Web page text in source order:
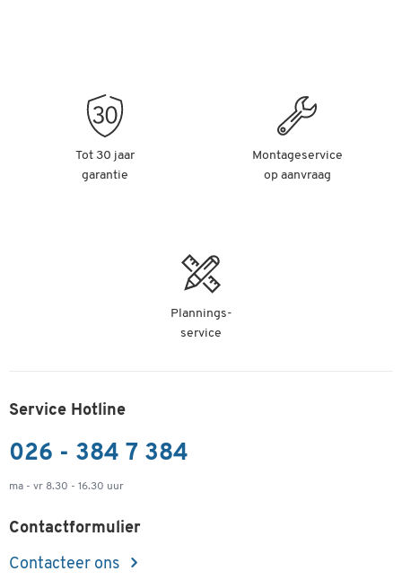
Tot 30 jaar
garantie
Montageservice
op aanvraag
Plannings-
service
Service Hotline
026 - 384 7 384
ma - vr 8.30 - 16.30 uur
Contactformulier
Contacteer ons